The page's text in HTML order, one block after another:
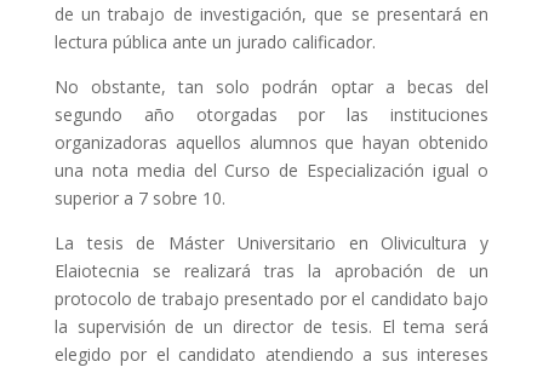
de un trabajo de investigación, que se presentará en
lectura pública ante un jurado calificador.
No obstante, tan solo podrán optar a becas del
segundo año otorgadas por las instituciones
organizadoras aquellos alumnos que hayan obtenido
una nota media del Curso de Especialización igual o
superior a 7 sobre 10.
La tesis de Máster Universitario en Olivicultura y
Elaiotecnia se realizará tras la aprobación de un
protocolo de trabajo presentado por el candidato bajo
la supervisión de un director de tesis. El tema será
elegido por el candidato atendiendo a sus intereses